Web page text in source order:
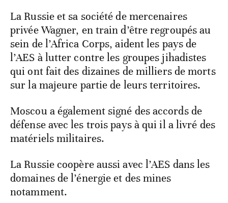
La Russie et sa société de mercenaires
privée Wagner, en train d’être regroupés au
sein de l’Africa Corps, aident les pays de
l’AES à lutter contre les groupes jihadistes
qui ont fait des dizaines de milliers de morts
sur la majeure partie de leurs territoires.
Moscou a également signé des accords de
défense avec les trois pays à qui il a livré des
matériels militaires.
La Russie coopère aussi avec l’AES dans les
domaines de l’énergie et des mines
notamment.